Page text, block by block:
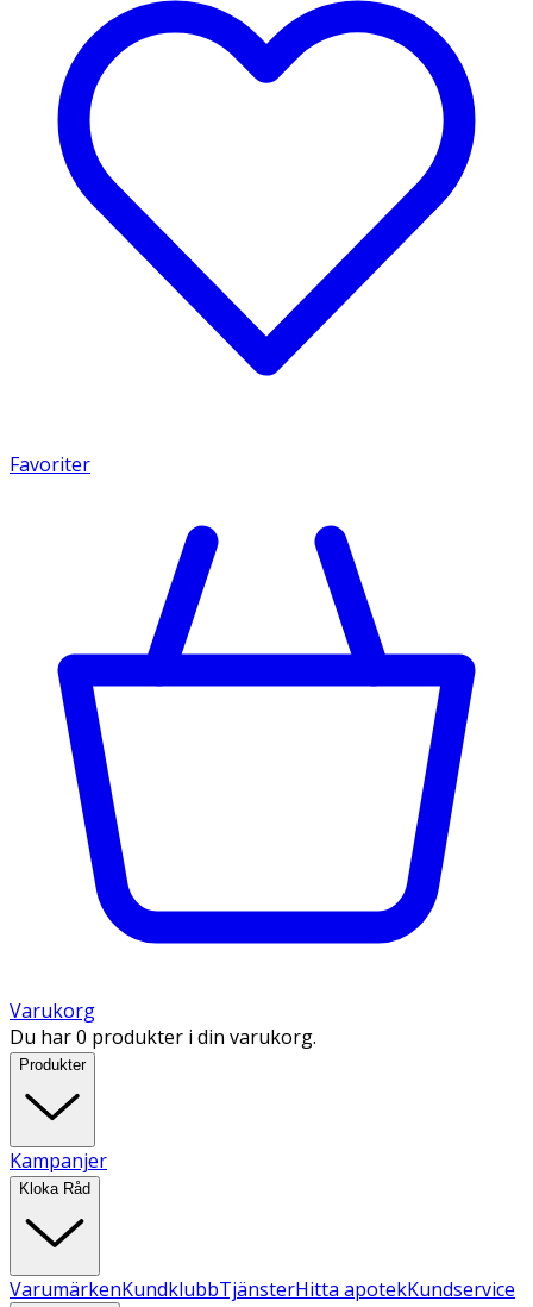
Favoriter
Varukorg
Du har 0 produkter i din varukorg.
Produkter
Kampanjer
Kloka Råd
VarumärkenKundklubbTjänsterHitta apotekKundservice